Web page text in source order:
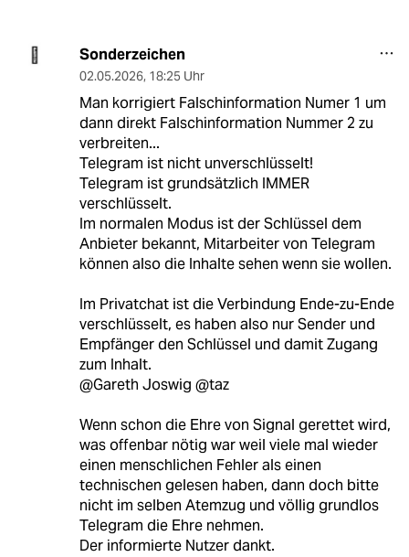
Sonderzeichen
02.05.2026, 18:25 Uhr
Man korrigiert Falschinformation Numer 1 um
dann direkt Falschinformation Nummer 2 zu
verbreiten...
Telegram ist nicht unverschlüsselt!
Telegram ist grundsätzlich IMMER
verschlüsselt.
Im normalen Modus ist der Schlüssel dem
Anbieter bekannt, Mitarbeiter von Telegram
können also die Inhalte sehen wenn sie wollen.
Im Privatchat ist die Verbindung Ende-zu-Ende
verschlüsselt, es haben also nur Sender und
Empfänger den Schlüssel und damit Zugang
zum Inhalt.
@Gareth Joswig @taz
Wenn schon die Ehre von Signal gerettet wird,
was offenbar nötig war weil viele mal wieder
einen menschlichen Fehler als einen
technischen gelesen haben, dann doch bitte
nicht im selben Atemzug und völlig grundlos
Telegram die Ehre nehmen.
Der informierte Nutzer dankt.